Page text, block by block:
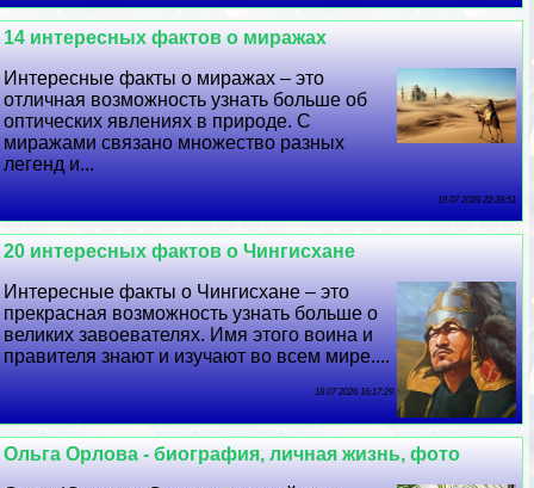
14 интересных фактов о миражах
Интересные факты о миражах – это
отличная возможность узнать больше об
оптических явлениях в природе. С
миражами связано множество разных
легенд и...
19 07 2026 22:39:51
20 интересных фактов о Чингисхане
Интересные факты о Чингисхане – это
прекрасная возможность узнать больше о
великих завоевателях. Имя этого воина и
правителя знают и изучают во всем мире....
18 07 2026 16:17:29
Ольга Орлова - биография, личная жизнь, фото